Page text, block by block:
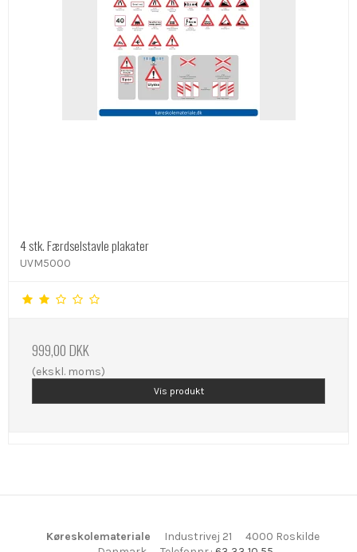
4 stk. Færdselstavle plakater
UVM5000
999,00 DKK
(ekskl. moms)
Vis produkt
Køreskolemateriale Industrivej 21
4000 Roskilde